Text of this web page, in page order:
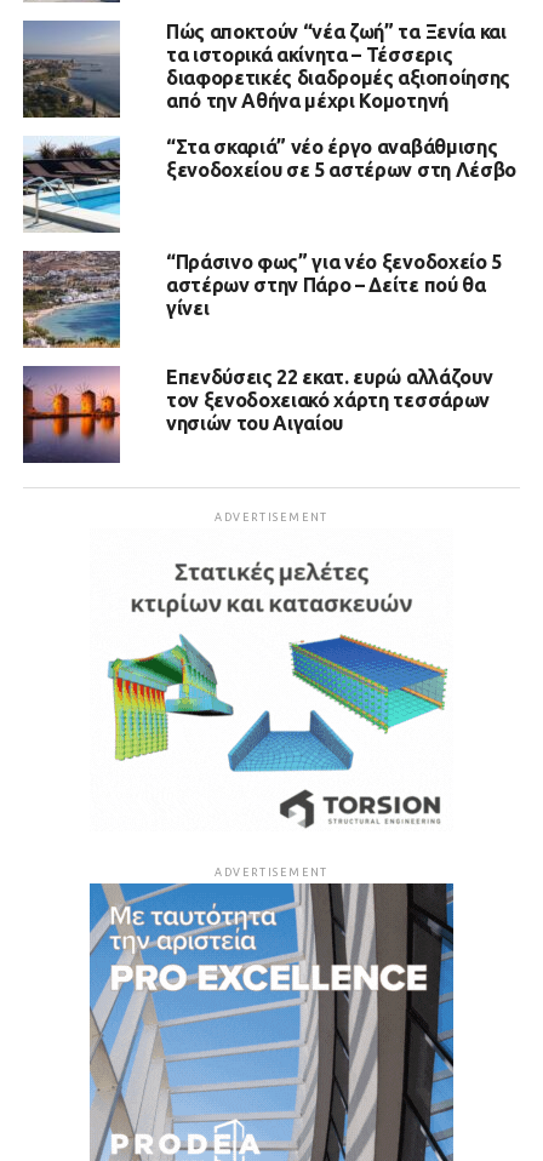
Πώς αποκτούν “νέα ζωή” τα Ξενία και
τα ιστορικά ακίνητα – Τέσσερις
διαφορετικές διαδρομές αξιοποίησης
από την Αθήνα μέχρι Κομοτηνή
“Στα σκαριά” νέο έργο αναβάθμισης
ξενοδοχείου σε 5 αστέρων στη Λέσβο
“Πράσινο φως” για νέο ξενοδοχείο 5
αστέρων στην Πάρο – Δείτε πού θα
γίνει
Επενδύσεις 22 εκατ. ευρώ αλλάζουν
τον ξενοδοχειακό χάρτη τεσσάρων
νησιών του Αιγαίου
ADVERTISEMENT
ADVERTISEMENT